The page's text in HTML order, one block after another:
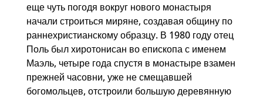
еще чуть погодя вокруг нового монастыря
начали строиться миряне, создавая общину по
раннехристианскому образцу. В 1980 году отец
Поль был хиротонисан во епископа с именем
Маэль, четыре года спустя в монастыре взамен
прежней часовни, уже не смещавшей
богомольцев, отстроили большую деревянную